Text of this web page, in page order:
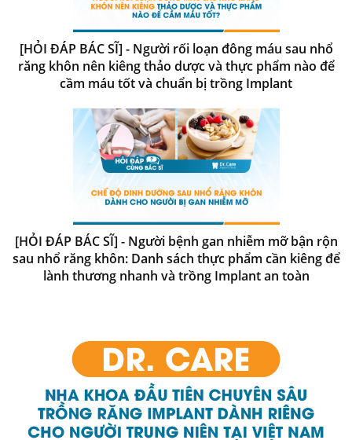
[HỎI ĐÁP BÁC SĨ] - Người rối loạn đông máu sau nhổ
răng khôn nên kiêng thảo dược và thực phẩm nào để
cầm máu tốt và chuẩn bị trồng Implant
[HỎI ĐÁP BÁC SĨ] - Người bệnh gan nhiễm mỡ bận rộn
sau nhổ răng khôn: Danh sách thực phẩm cần kiêng để
lành thương nhanh và trồng Implant an toàn